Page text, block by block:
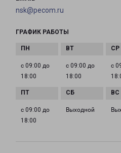
nsk@pecom.ru
ГРАФИК РАБОТЫ
с 09:00 до
18:00
с 09:00 до
18:00
с
с 09:00 до
18:00
Выходной